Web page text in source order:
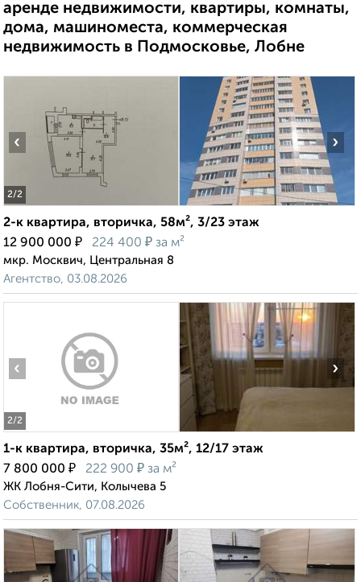
аренде недвижимости, квартиры, комнаты,
дома, машиноместа, коммерческая
недвижимость в Подмосковье, Лобне
2/2
‹ ›
2-к квартира, вторичка, 58м², 3/23 этаж
12 900 000 ₽ 224 400 ₽ за м²
мкр. Москвич, Центральная 8
Агентство, 03.08.2026
2/2
‹ ›
1-к квартира, вторичка, 35м², 12/17 этаж
7 800 000 ₽ 222 900 ₽ за м²
ЖК Лобня-Сити, Колычева 5
Собственник, 07.08.2026